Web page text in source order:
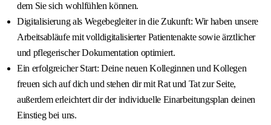
dem Sie sich wohlfühlen können.
Digitalisierung als Wegebegleiter in die Zukunft: Wir haben unsere
Arbeitsabläufe mit volldigitalisierter Patientenakte sowie ärztlicher
und pflegerischer Dokumentation optimiert.
Ein erfolgreicher Start: Deine neuen Kolleginnen und Kollegen
freuen sich auf dich und stehen dir mit Rat und Tat zur Seite,
außerdem erleichtert dir der individuelle Einarbeitungsplan deinen
Einstieg bei uns.